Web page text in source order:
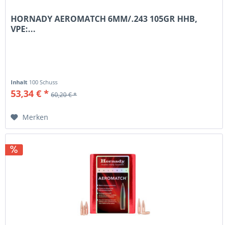
HORNADY AEROMATCH 6MM/.243 105GR HHB,
VPE:...
Inhalt 100 Schuss
53,34 € * 60,20 € *
Merken